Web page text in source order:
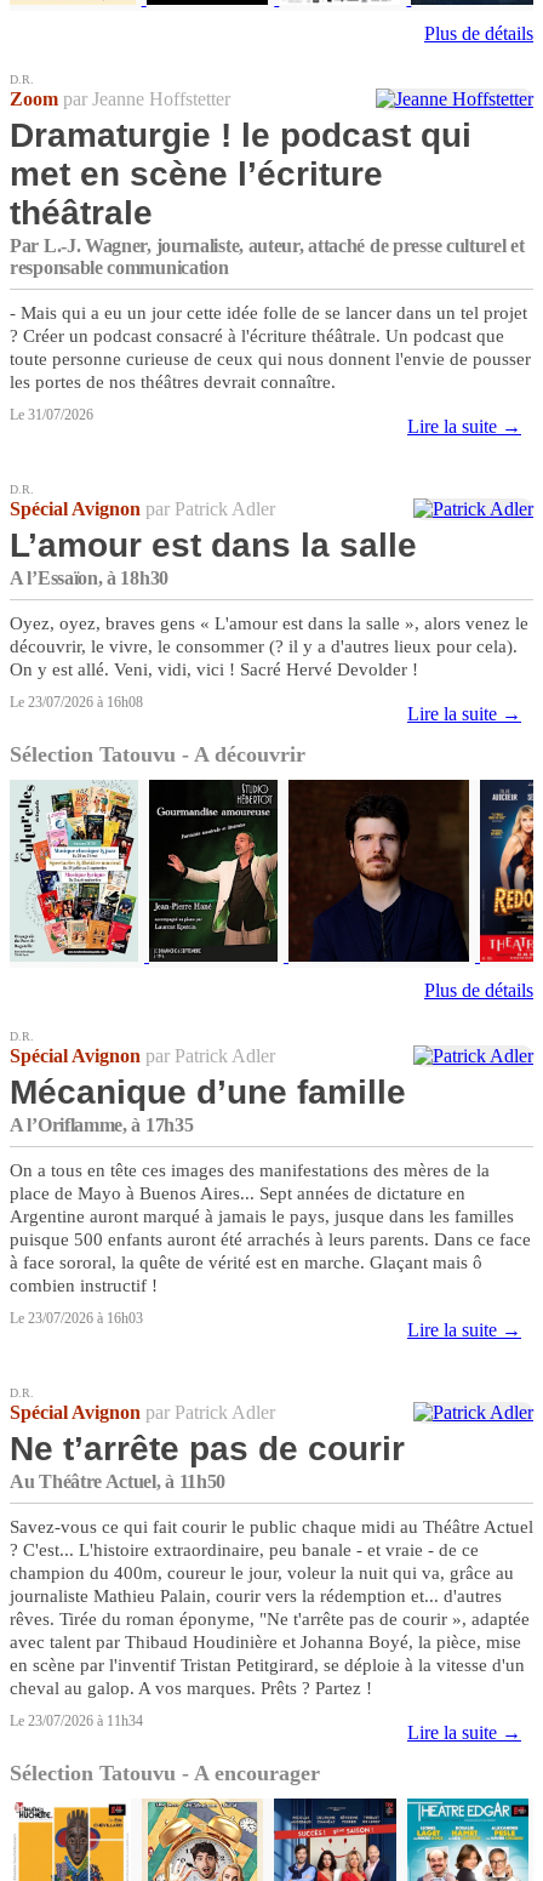
Plus de détails
D.R.
Zoom par Jeanne Hoffstetter
Dramaturgie ! le podcast qui
met en scène l’écriture
théâtrale
Par L.-J. Wagner, journaliste, auteur, attaché de presse culturel et
responsable communication
- Mais qui a eu un jour cette idée folle de se lancer dans un tel projet
? Créer un podcast consacré à l'écriture théâtrale. Un podcast que
toute personne curieuse de ceux qui nous donnent l'envie de pousser
les portes de nos théâtres devrait connaître.
Le 31/07/2026
Lire la suite →
D.R.
Spécial Avignon par Patrick Adler
L’amour est dans la salle
A l’Essaïon, à 18h30
Oyez, oyez, braves gens « L'amour est dans la salle », alors venez le
découvrir, le vivre, le consommer (? il y a d'autres lieux pour cela).
On y est allé. Veni, vidi, vici ! Sacré Hervé Devolder !
Le 23/07/2026 à 16h08
Lire la suite →
Sélection Tatouvu - A découvrir
Plus de détails
D.R.
Spécial Avignon par Patrick Adler
Mécanique d’une famille
A l’Oriflamme, à 17h35
On a tous en tête ces images des manifestations des mères de la
place de Mayo à Buenos Aires... Sept années de dictature en
Argentine auront marqué à jamais le pays, jusque dans les familles
puisque 500 enfants auront été arrachés à leurs parents. Dans ce face
à face sororal, la quête de vérité est en marche. Glaçant mais ô
combien instructif !
Le 23/07/2026 à 16h03
Lire la suite →
D.R.
Spécial Avignon par Patrick Adler
Ne t’arrête pas de courir
Au Théâtre Actuel, à 11h50
Savez-vous ce qui fait courir le public chaque midi au Théâtre Actuel
? C'est... L'histoire extraordinaire, peu banale - et vraie - de ce
champion du 400m, coureur le jour, voleur la nuit qui va, grâce au
journaliste Mathieu Palain, courir vers la rédemption et... d'autres
rêves. Tirée du roman éponyme, "Ne t'arrête pas de courir », adaptée
avec talent par Thibaud Houdinière et Johanna Boyé, la pièce, mise
en scène par l'inventif Tristan Petitgirard, se déploie à la vitesse d'un
cheval au galop. A vos marques. Prêts ? Partez !
Le 23/07/2026 à 11h34
Lire la suite →
Sélection Tatouvu - A encourager